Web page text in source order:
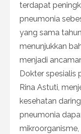
terdapat
pneumonia
yang sama
menunjukkan
menjadi
Dokter spesialis
Rina Astuti,
kesehatan
pneumonia
mikroorganisme,